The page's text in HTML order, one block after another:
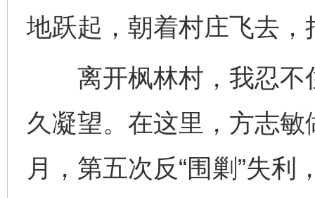
地跃起，朝着村庄飞去
离开枫林村，我忍不
久凝望。在这里，方志
月，第五次反“围剿”失